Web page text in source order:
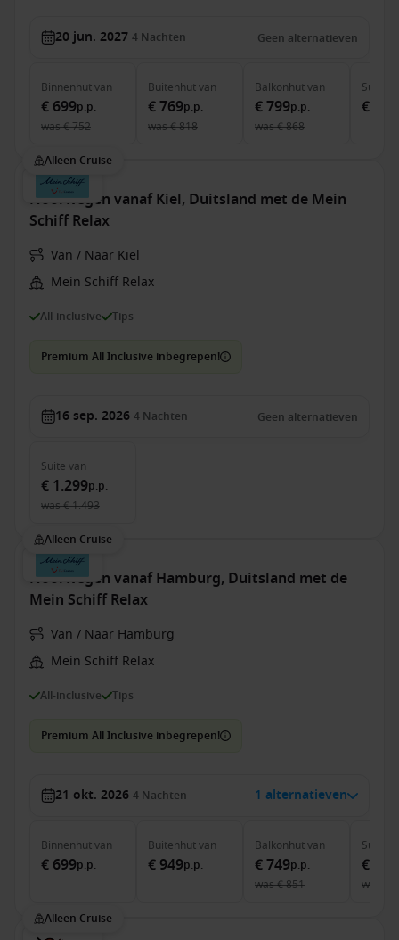
20 jun. 2027 4 Nachten Geen alternatieven
Binnenhutvan
€ 699p.p.
was€ 752
Buitenhutvan
€ 769p.p.
was€ 818
Balkonhutvan
€ 799p.p.
was€ 868
Suite
€
Alleen Cruise
Noorwegen vanaf Kiel, Duitsland met de Mein
Schiff Relax
Van / Naar Kiel
Mein Schiff Relax
All-inclusive Tips
Premium All Inclusive inbegrepen!
16 sep. 2026 4 Nachten Geen alternatieven
Suite van
€ 1.299p.p.
was€ 1.493
Alleen Cruise
Noorwegen vanaf Hamburg, Duitsland met de
Mein Schiff Relax
Van / Naar Hamburg
Mein Schiff Relax
All-inclusive Tips
Premium All Inclusive inbegrepen!
21 okt. 2026 4 Nachten 1 alternatieven
Binnenhutvan
€ 699p.p.
Buitenhutvan
€ 949p.p.
Balkonhutvan
€ 749p.p.
was€ 851
Suite
€
was
Alleen Cruise